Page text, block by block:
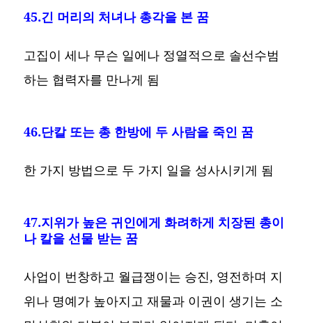
45.긴 머리의 처녀나 총각을 본 꿈
고집이 세나 무슨 일에나 정열적으로 솔선수범
하는 협력자를 만나게 됨
46.단칼 또는 총 한방에 두 사람을 죽인 꿈
한 가지 방법으로 두 가지 일을 성사시키게 됨
47.지위가 높은 귀인에게 화려하게 치장된 총이
나 칼을 선물 받는 꿈
사업이 번창하고 월급쟁이는 승진, 영전하며 지
위나 명예가 높아지고 재물과 이권이 생기는 소